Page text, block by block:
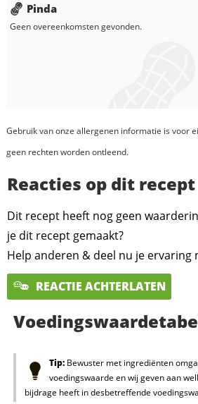
Pinda
Geen overeenkomsten gevonden.
Gebruik van onze allergenen informatie is voor
geen rechten worden ontleend.
Reacties op dit recept
Dit recept heeft nog geen
je dit recept gemaakt?
Help anderen & deel nu je ervaring
REACTIE ACHTERLATEN
Tip:Bewuster met ingrediënten
voedingswaarde en wij geven aan
bijdrage heeft in desbetreffende